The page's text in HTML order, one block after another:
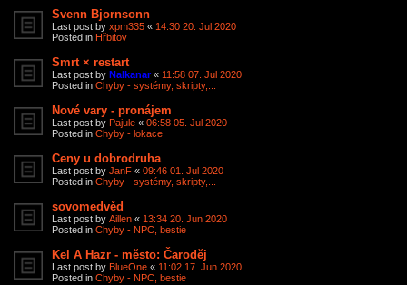
Svenn Bjornsonn
Last post by xpm335 « 14:30 20. Jul 2020
Posted in Hřbitov
Smrt × restart
Last post by Nalkanar« 11:58 07. Jul 2020
Posted in Chyby - systémy, skripty,...
Nové vary - pronájem
Last post by Pajule « 06:58 05. Jul 2020
Posted in Chyby - lokace
Ceny u dobrodruha
Last post by JanF « 09:46 01. Jul 2020
Posted in Chyby - systémy, skripty,...
sovomedvěd
Last post by Aillen « 13:34 20. Jun 2020
Posted in Chyby - NPC, bestie
Kel A Hazr - město: Čaroděj
Last post by BlueOne « 11:02 17. Jun 2020
Posted in Chyby - NPC, bestie